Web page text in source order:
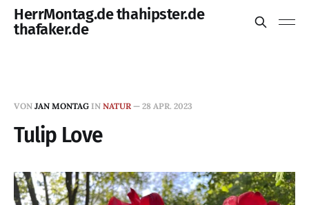
HerrMontag.de thahipster.de
thafaker.de
VON JAN MONTAG IN NATUR — 28 APR. 2023
Tulip Love